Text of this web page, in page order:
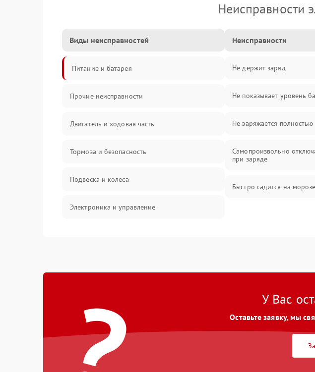
Неисправности
Виды неисправностей
Питание и батарея
Прочие неисправности
Двигатель и ходовая часть
Тормоза и безопасность
Подвеска и колеса
Электроника и управление
Батарея
Механические повреждения
Неисправности
Не держит заряд
Не показывает уровень
Не заряжается полностью
Самопроизвольно
при заряде
Быстро садится на морозе
У Вас
Оставьте заявку, мы